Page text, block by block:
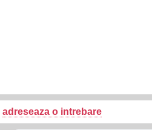
adreseaza o intrebare